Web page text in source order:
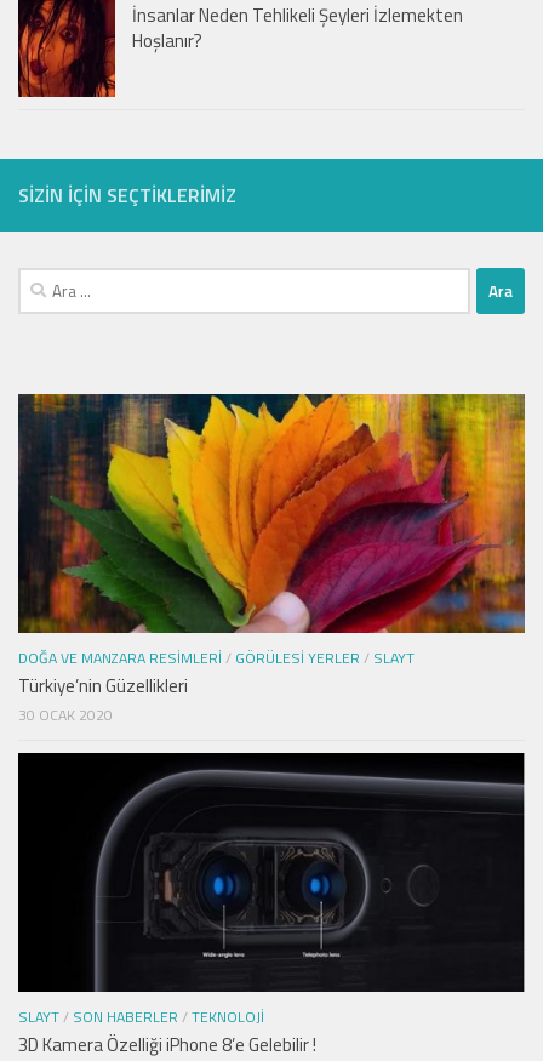
İnsanlar Neden Tehlikeli Şeyleri İzlemekten
Hoşlanır?
SIZIN IÇIN SEÇTIKLERIMIZ
Arama:
DOĞA VE MANZARA RESIMLERI / GÖRÜLESI YERLER / SLAYT
Türkiye’nin Güzellikleri
30 OCAK 2020
SLAYT/ SON HABERLER /TEKNOLOJI
3D Kamera Özelliği iPhone 8’e Gelebilir !